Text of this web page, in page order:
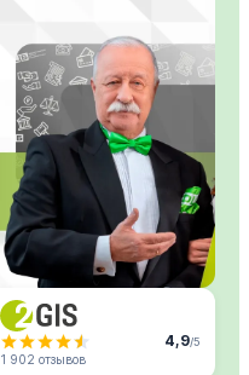
4,9/5
1 902 отзывов